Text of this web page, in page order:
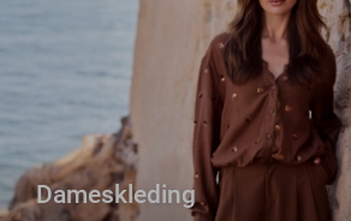
Dameskleding